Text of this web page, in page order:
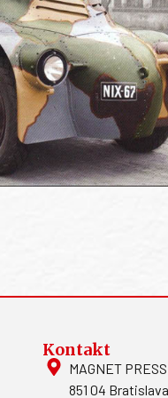
Kontakt
MAGNET
851 04